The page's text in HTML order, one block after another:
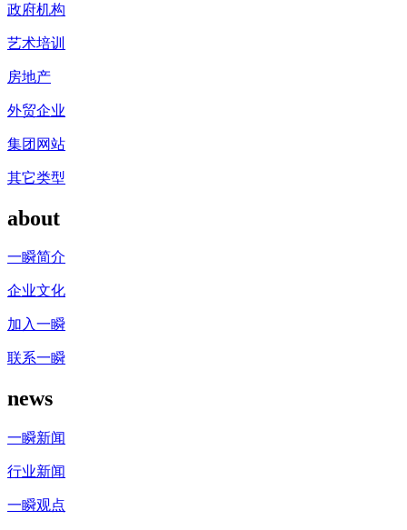
政府机构
艺术培训
房地产
外贸企业
集团网站
其它类型
about
一瞬简介
企业文化
加入一瞬
联系一瞬
news
一瞬新闻
行业新闻
一瞬观点